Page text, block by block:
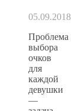
05.09.2018
Проблема
выбора
очков
для
каждой
девушки
—